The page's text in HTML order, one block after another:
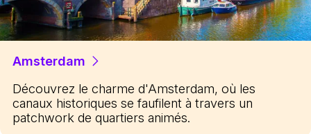
Amsterdam
Découvrez le charme d'Amsterdam, où les
canaux historiques se faufilent à travers un
patchwork de quartiers animés.